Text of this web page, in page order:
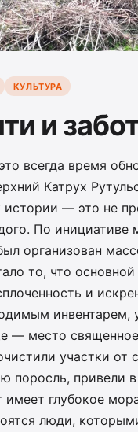
КУЛЬТУРА
и
всегда время
Катрух
истории — это не
По инициативе
организован
то, что
и
инвентарем,
— место
участки от
поросль, привели
имеет глубокое
люди,